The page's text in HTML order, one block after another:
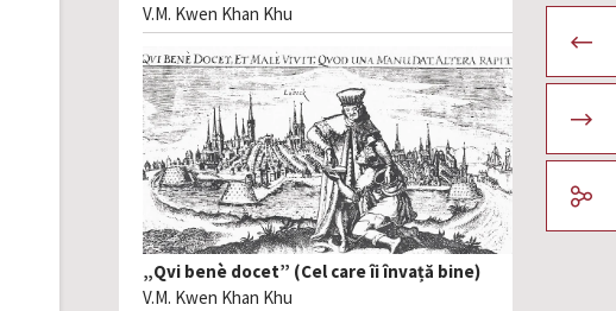
V.M. Kwen Khan Khu
„Qvi benè docet” (Cel care îi învață bine)
V.M. Kwen Khan Khu